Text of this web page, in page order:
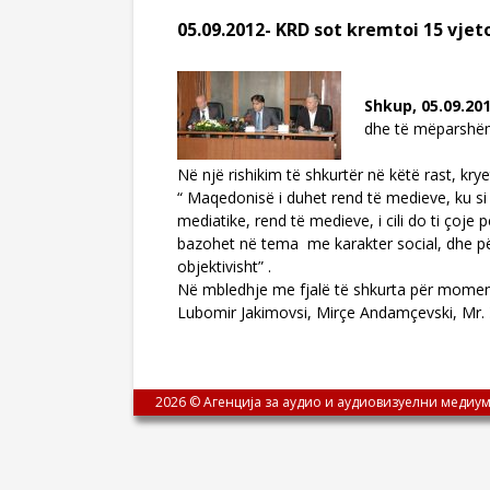
05.09.2012- KRD sot kremtoi 15
Shkup,
dhe të
Në një rishikim të shkurtër në këtë rast,
“ Maqedonisë i duhet rend të medieve, ku
mediatike, rend të medieve, i cili do ti çoje
bazohet në tema me karakter social, dhe
objektivisht” .
Në mbledhje me fjalë të shkurta për
Lubomir Jakimovsi, Mirçe Andamçevski,
2026 © Агенција за аудио и аудиовизуелни